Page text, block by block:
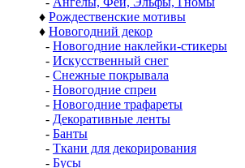
♦ Рождественские мотивы
♦ Новогодний декор
- Новогодние наклейки-стикеры
- Искусственный снег
- Снежные покрывала
- Новогодние спреи
- Новогодние трафареты
- Декоративные ленты
- Банты
- Ткани для декорирования
- Бусы